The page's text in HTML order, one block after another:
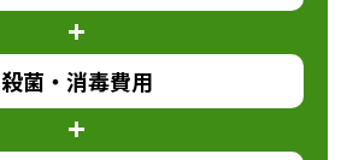
殺菌・消毒費用